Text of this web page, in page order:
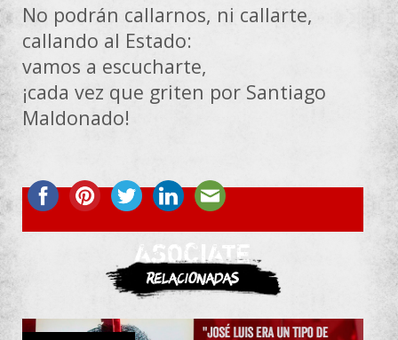
No podrán callarnos, ni callarte,
callando al Estado:
vamos a escucharte,
¡cada vez que griten por Santiago
Maldonado!
ASOCIATE
Relacionadas